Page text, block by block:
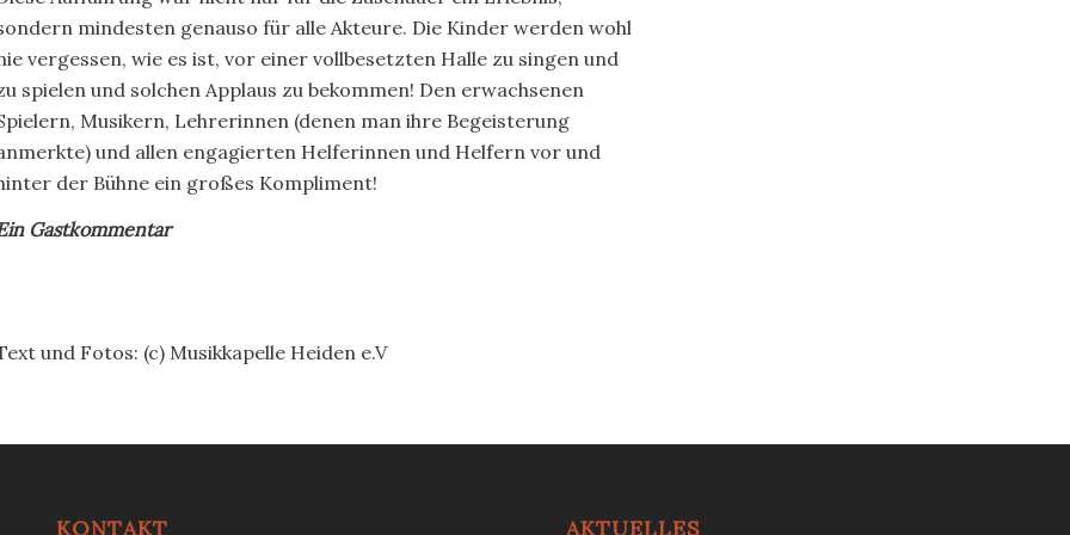
mindesten genauso für alle Akteure. Die Kinder werden wohl
vergessen, wie es ist, vor einer vollbesetzten Halle zu singen und
spielen und solchen Applaus zu bekommen! Den erwachsenen
Musikern, Lehrerinnen (denen man ihre Begeisterung
und allen engagierten Helferinnen und Helfern vor und
der Bühne ein großes Kompliment!
Gastkommentar
und Fotos: (c) Musikkapelle Heiden e.V
KONTAKT AKTUELLES